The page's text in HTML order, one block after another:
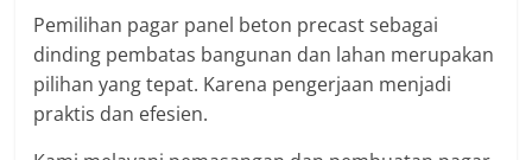
Pemilihan pagar panel beton precast sebagai
dinding pembatas bangunan dan lahan merupakan
pilihan yang tepat. Karena pengerjaan menjadi
praktis dan efesien.